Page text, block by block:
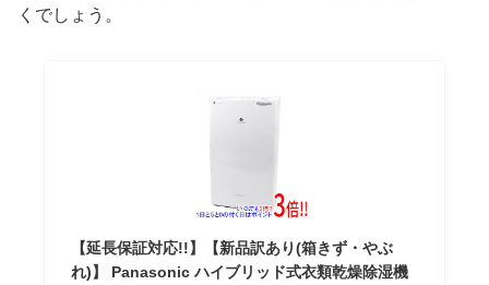
くでしょう。
【延長保証対応!!】【新品訳あり(箱きず・やぶ
れ)】 Panasonic ハイブリッド式衣類乾燥除湿機